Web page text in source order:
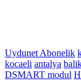
Uydunet Abonelik
kocaeli antalya
DSMART modul